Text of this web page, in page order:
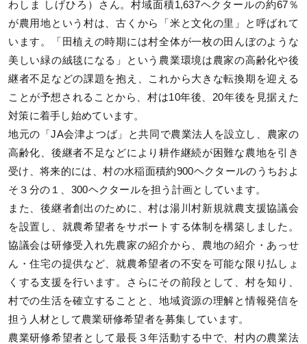
わしま しげひろ）さん。村域面積1,637ヘクタールの約67％
が農用地という村は、古くから「米と文化の里」と呼ばれて
います。「田植えの時期には村全体が一枚の田んぼのような
美しい緑の絨毯になる」という農業環境は農家の高齢化や後
継者不足などの課題を抱え、これから大きな転換期を迎える
ことが予想されることから、村は10年後、20年後を見据えた
対策に着手し始めています。
地元の「JA会津よつば」と共同で農業法人を設立し、農家の
高齢化、後継者不足などにより耕作継続が困難な農地を引き
受け、将来的には、村の水稲面積約900ヘクタールのうちおよ
そ３分の１、300ヘクタールを担う計画としています。
また、後継者創出のために、村は湯川村新規就農支援協議会
を設置し、就農希望者をサポートする体制を構築しました。
協議会は研修受入れ先農家の紹介から、農地の紹介・あっせ
ん・住宅の提供など、就農希望者の不安を可能な限り払しょ
くする支援を行います。さらにその前段として、村を知り、
村での生活を確立することと、地域資源の理解と情報発信を
担う人材として農業研修希望者を募集しています。
農業研修希望者として最長３年活動する中で、村内の農業法